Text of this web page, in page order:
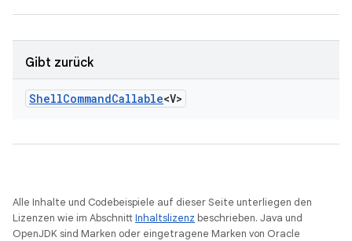
Gibt zurück
ShellCommandCallable<V>
Alle Inhalte und Codebeispiele auf dieser Seite unterliegen den
Lizenzen wie im AbschnittInhaltslizenz beschrieben. Java und
OpenJDK sind Marken oder eingetragene Marken von Oracle